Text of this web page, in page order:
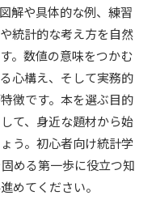
解や具体的な例、練習
統計的な考え方を自然
。数値の意味をつかむ
心構え、そして実務的
徴です。本を選ぶ目的
て、身近な題材から始
う。初心者向け統計学
める第一歩に役立つ知
めてください。